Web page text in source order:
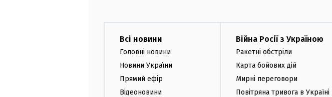
Всі новини
Головні новини
Новини України
Прямий ефір
Відеоновини
Війна Росії з Україною
Ракетні обстріли
Карта бойових дій
Мирні переговори
Повітряна тривога в Україні